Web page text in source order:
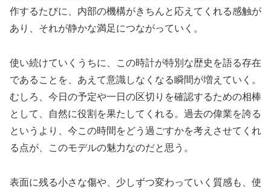
作するたびに、内部の機構がきちんと応えてくれる感触が
あり、それが静かな満足につながっていく。
使い続けていくうちに、この時計が特別な歴史を語る存在
であることを、あえて意識しなくなる瞬間が増えていく。
むしろ、今日の予定や一日の区切りを確認するための相棒
として、自然に役割を果たしてくれる。過去の偉業を誇る
というより、今この時間をどう過ごすかを考えさせてくれ
る点が、このモデルの魅力なのだと思う。
表面に残る小さな傷や、少しずつ変わっていく質感も、使